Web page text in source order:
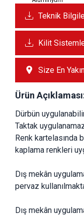
Teknik
Kilit
Size En
Ürün
Dürbün
Taktak
Renk kartelasında
kaplama renkleri
Dış mekân
pervaz
Dış mekân